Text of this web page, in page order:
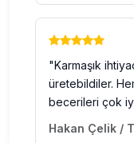
"Karmaşık
üretebildiler.
becerileri çok
Hakan Çelik /